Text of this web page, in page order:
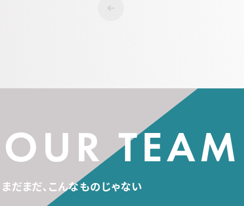
まだまだ、こんなものじゃない